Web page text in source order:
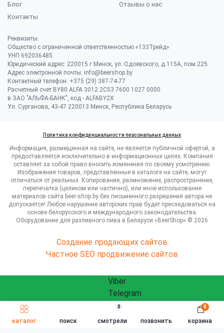
каталог поиск смотрели
0
позвонить корзина
0
Быстрый заказ
Блог
Отзывы о нас
Контакты
Реквизиты:
Общество с ограниченной ответственностью «133Трейд»
УНП 692036485​.
Юридический адрес: 220015 г.Минск, ул. Одоевского, д.115А, пом.225.
Адрес электронной почты: info@beershop.by
Контактный телефон: +375 (29) 387-74-77
Расчетный счет BY80 ALFA 3012 2C53 7600 1027 0000
в ЗАО "АЛЬФА-БАНК", код - ALFABY2X
Ул. Сурганова, 43-47 220013 Минск, Республика Беларусь
Политика конфиденциальности персональных данных
Информация, размещенная на сайте, не является публичной офертой, а
предоставляется исключительно в информационных целях. Компания
оставляет за собой право вносить изменения по своему усмотрению.
Изображения товаров, представленные в каталоге на сайте, могут
отличаться от реальных. Копирование, размножение, распространение,
перепечатка (целиком или частично), или иное использование
материалов сайта beer-shop.by без письменного разрешения автора не
допускается! Любое нарушение авторских прав будет преследоваться на
основе белорусского и международного законодательства.
Оборудование для разливного пива в Беларуси «BeerShop» © 2026
Создание продающих сайтов
Частное SEO продвижение сайтов
Viber
Telegram
WhatsApp
info@beershop.by